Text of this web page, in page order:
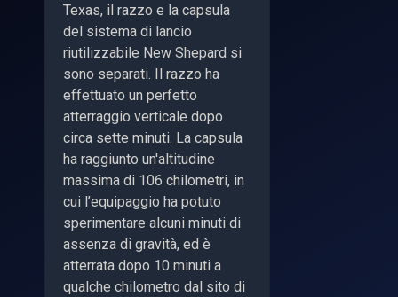
Texas, il razzo e la capsula
del sistema di lancio
riutilizzabile New Shepard si
sono separati. Il razzo ha
effettuato un perfetto
atterraggio verticale dopo
circa sette minuti. La capsula
ha raggiunto un'altitudine
massima di 106 chilometri, in
cui l’equipaggio ha potuto
sperimentare alcuni minuti di
assenza di gravità, ed è
atterrata dopo 10 minuti a
qualche chilometro dal sito di